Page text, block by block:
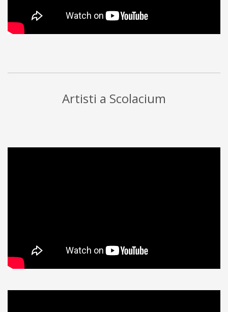
Artisti a Scolacium